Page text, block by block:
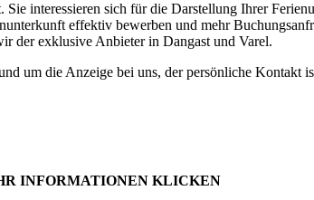
interessieren sich für die Darstellung Ihrer
effektiv bewerben und mehr
der exklusive Anbieter in Dangast und Varel.
um die Anzeige bei uns, der persönliche
INFORMATIONEN KLICKEN